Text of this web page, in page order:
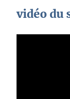
vidéo du